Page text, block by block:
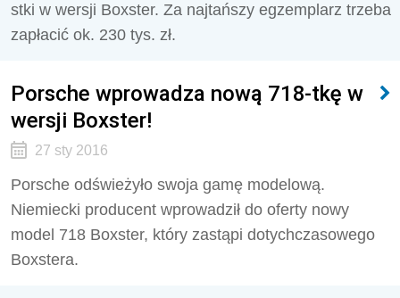
stki w wersji Boxster. Za najtańszy egzemplarz trzeba
zapłacić ok. 230 tys. zł.
Porsche wprowadza nową 718-tkę w
wersji Boxster!
27 sty 2016
Porsche odświeżyło swoja gamę modelową.
Niemiecki producent wprowadził do oferty nowy
model 718 Boxster, który zastąpi dotychczasowego
Boxstera.